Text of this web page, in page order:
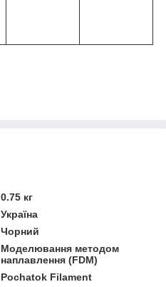
0.75 кг
Україна
Чорний
Моделювання методом
наплавлення (FDM)
Pochatok Filament